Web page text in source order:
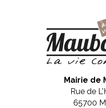
Mairie de
Rue de
65700